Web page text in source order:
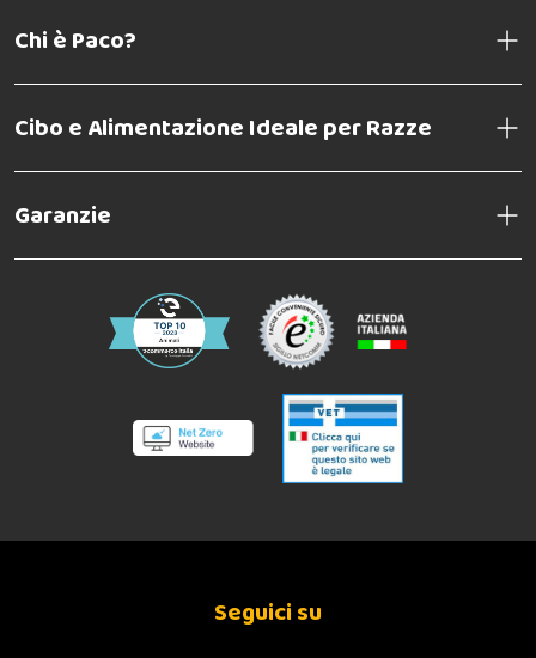
Chi è Paco?
Cibo e Alimentazione Ideale per Razze
Garanzie
Seguici su